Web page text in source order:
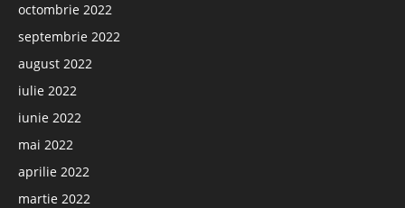
octombrie 2022
septembrie 2022
august 2022
iulie 2022
iunie 2022
mai 2022
aprilie 2022
martie 2022